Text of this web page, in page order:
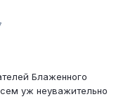
Блаженного
уж неуважительно